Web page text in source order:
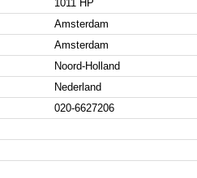
1011 HP
Amsterdam
Amsterdam
Noord-Holland
Nederland
020-6627206